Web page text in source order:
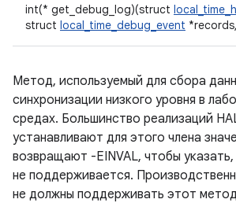
int(* get_debug_log)(struct
struct local_time_debug_event
Метод, используемый для сбора
синхронизации низкого уровня в
средах. Большинство реализаций
устанавливают для этого члена
возвращают -EINVAL, чтобы
не поддерживается.
не должны поддерживать этот